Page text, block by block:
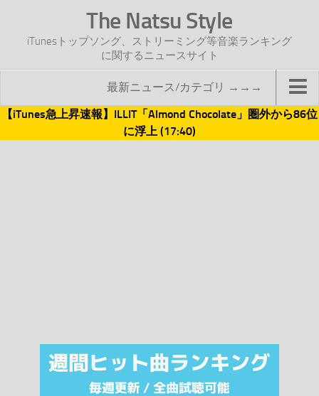
The Natsu Style
iTunesトップソング、ストリーミング等音楽ランキング
に関するニュースサイト
最新ニュース/カテゴリ →→→
TOP
注目カテゴリ
オリジナルiTunes週間トップソング
【iTunes急上昇速報】ILLIT「Almond Chocolate」圏外から86位
に浮上 (17:40)